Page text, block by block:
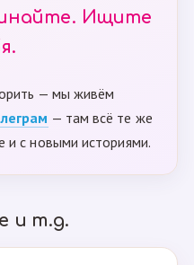
Ищите
— мы живём
— там всё те же
и с новыми историями.
и т.д.